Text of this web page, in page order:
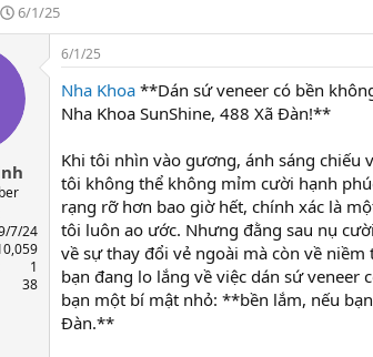
N
g
y
g
ử
i
6/1/25
7/24
1
38
6/1/25
Nha Khoa **Dán sứ veneer có bền
Nha Khoa SunShine, 488 Xã Đàn!**
Khi tôi nhìn vào gương, ánh sáng chiếu
tôi không thể không mỉm cười hạnh
rạng rỡ hơn bao giờ hết, chính xác là
tôi luôn ao ước. Nhưng đằng sau nụ
về sự thay đổi vẻ ngoài mà còn về
bạn đang lo lắng về việc dán sứ veneer
bạn một bí mật nhỏ: **bền lắm, nếu
Đàn.**